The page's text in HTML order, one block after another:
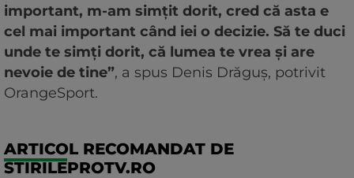
important, m-am simţit dorit, cred că asta e
cel mai important când iei o decizie. Să te duci
unde te simţi dorit, că lumea te vrea şi are
nevoie de tine”, a spus Denis Drăguș, potrivit
OrangeSport.
ARTICOL RECOMANDAT DE
STIRILEPROTV.RO